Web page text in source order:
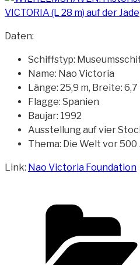
Daten:
Schiffstyp:
Name: Nao Victoria
Länge: 25,9 m, Breite: 6,7
Flagge: Spanien
Baujar: 1992
Ausstellung auf vier
Thema: Die Welt vor
Link: Nao Victoria Foundation